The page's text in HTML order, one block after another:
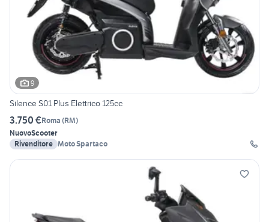
9
Silence S01 Plus Elettrico 125cc
3.750 €Roma (RM)
NuovoScooter
Rivenditore Moto Spartaco